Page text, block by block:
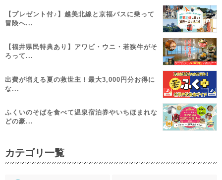
【プレゼント付♪】越美北線と京福バスに乗って
冒険へ...
【福井県民特典あり】アワビ・ウニ・若狭牛がそ
ろって...
出費が増える夏の救世主！最大3,000円分お得に
な...
ふくいのそばを食べて温泉宿泊券やいちほまれな
どの豪...
カテゴリ一覧